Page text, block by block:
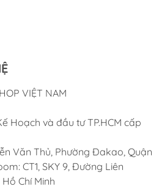
VIỆT NAM
Hoạch và đầu tư TP.HCM cấp
Văn Thủ, Phường Đakao, Quận
CT1, SKY 9, Đường Liên
Chí Minh